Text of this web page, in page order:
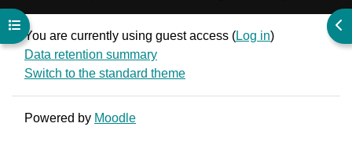
Open course index
You are currently using guest access (Log in)
Data retention summary
Switch to the standard theme
Powered by Moodle